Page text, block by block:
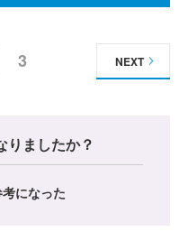
3 NEXT
りましたか？
になった